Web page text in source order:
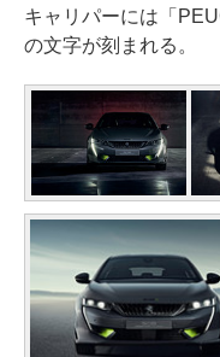
キャリパーには「
の文字が刻まれる。